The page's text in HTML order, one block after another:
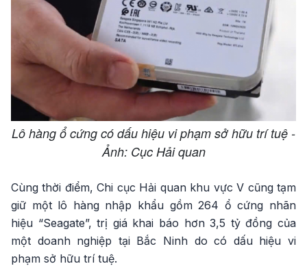
Lô hàng ổ cứng có dấu hiệu vi phạm sở hữu trí tuệ -
Ảnh: Cục Hải quan
Cùng thời điểm, Chi cục Hải quan khu vực V cũng tạm
giữ một lô hàng nhập khẩu gồm 264 ổ cứng nhãn
hiệu “Seagate”, trị giá khai báo hơn 3,5 tỷ đồng của
một doanh nghiệp tại Bắc Ninh do có dấu hiệu vi
phạm sở hữu trí tuệ.